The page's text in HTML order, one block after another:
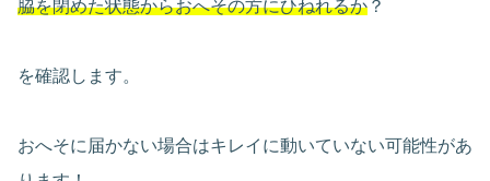
脇を閉めた状態からおへその方にひねれるか ？
を確認します。
おへそに届かない場合はキレイに動いていない可能性があ